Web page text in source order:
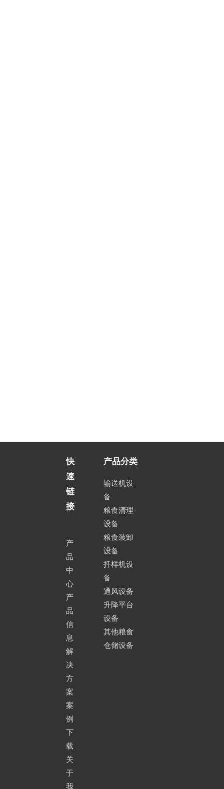
快
速
链
接
产
品
中
心
产
品
信
息
解
决
方
案
案
例
下
载
关
于
我
产品分类
输送机设
备
粮食清理
设备
粮食装卸
设备
扦样机设
备
通风设备
升降平台
设备
其他粮食
仓储设备